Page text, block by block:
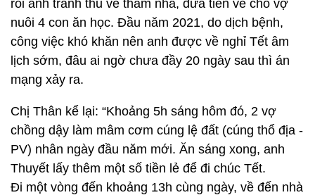
rỗi anh tranh thủ về thăm nhà, đưa tiền về cho vợ
nuôi 4 con ăn học. Đầu năm 2021, do dịch bệnh,
công việc khó khăn nên anh được về nghỉ Tết âm
lịch sớm, đâu ai ngờ chưa đầy 20 ngày sau thì án
mạng xảy ra.
Chị Thân kể lại: “Khoảng 5h sáng hôm đó, 2 vợ
chồng dậy làm mâm cơm cúng lệ đất (cúng thổ địa -
PV) nhân ngày đầu năm mới. Ăn sáng xong, anh
Thuyết lấy thêm một số tiền lẻ để đi chúc Tết.
Đi một vòng đến khoảng 13h cùng ngày, về đến nhà